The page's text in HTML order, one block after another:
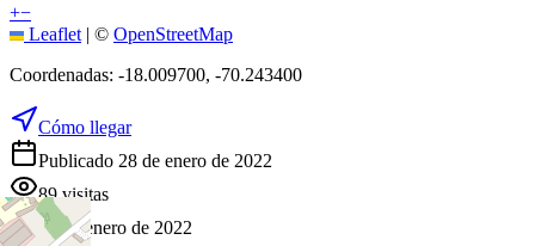
+−
Leaflet | © OpenStreetMap
Coordenadas: -18.009700, -70.243400
Cómo llegar
Publicado 28 de enero de 2022
89 visitas
28 de enero de 2022